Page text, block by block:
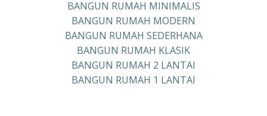
BANGUN RUMAH MINIMALIS
BANGUN RUMAH MODERN
BANGUN RUMAH SEDERHANA
BANGUN RUMAH KLASIK
BANGUN RUMAH 2 LANTAI
BANGUN RUMAH 1 LANTAI